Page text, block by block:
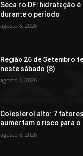
Seca no DF: hidratação é
durante o período
agosto 8, 2026
Região 26 de Setembro
neste sábado (8)
agosto 8, 2026
Colesterol alto: 7
aumentam o risco para o
agosto 8, 2026